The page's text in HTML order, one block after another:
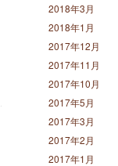
2018年3月
2018年1月
2017年12月
2017年11月
2017年10月
2017年5月
2017年3月
2017年2月
2017年1月